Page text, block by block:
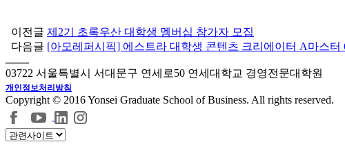
이전글 제2기 초록우산 대학생 멤버십 참가자 모집
다음글 [아모레퍼시픽] 에스트라 대학생 콘텐츠 크리에이터 A마스터
03722 서울특별시 서대문구 연세로50 연세대학교 경영전문대학원
개인정보처리방침
Copyright © 2016 Yonsei Graduate School of Business. All rights reserved.